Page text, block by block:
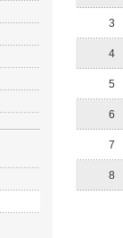
3
4
5
6
7
8